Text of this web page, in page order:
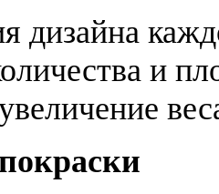
дизайна
и